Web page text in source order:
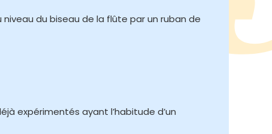
du biseau de la flûte par un ruban de
expérimentés ayant l’habitude d’un